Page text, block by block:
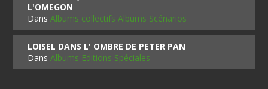
L'OMEGON
DansAlbums collectifs Albums Scénarios
LOISEL DANS L' OMBRE DE PETER PAN
DansAlbums Editions Spéciales